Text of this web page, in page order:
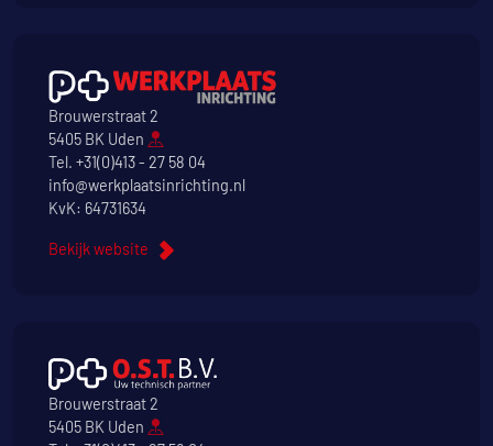
Brouwerstraat 2
5405 BK Uden
Tel. +31(0)413 - 27 58 04
info@werkplaatsinrichting.nl
KvK: 64731634
Bekijk website
Brouwerstraat 2
5405 BK Uden